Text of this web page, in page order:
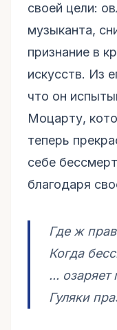
своей цели:
музыканта,
признание в
искусств. Из
что он
Моцарту,
теперь
себе
благодаря
Где ж
Когда
... озаряет
Гуляки